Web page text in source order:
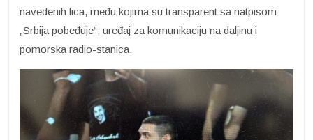
navedenih lica, među kojima su transparent sa natpisom
„Srbija pobeđuje“, uređaj za komunikaciju na daljinu i
pomorska radio-stanica.